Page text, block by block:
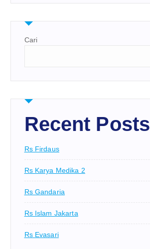
Cari
Recent Posts
Rs Firdaus
Rs Karya Medika 2
Rs Gandaria
Rs Islam Jakarta
Rs Evasari